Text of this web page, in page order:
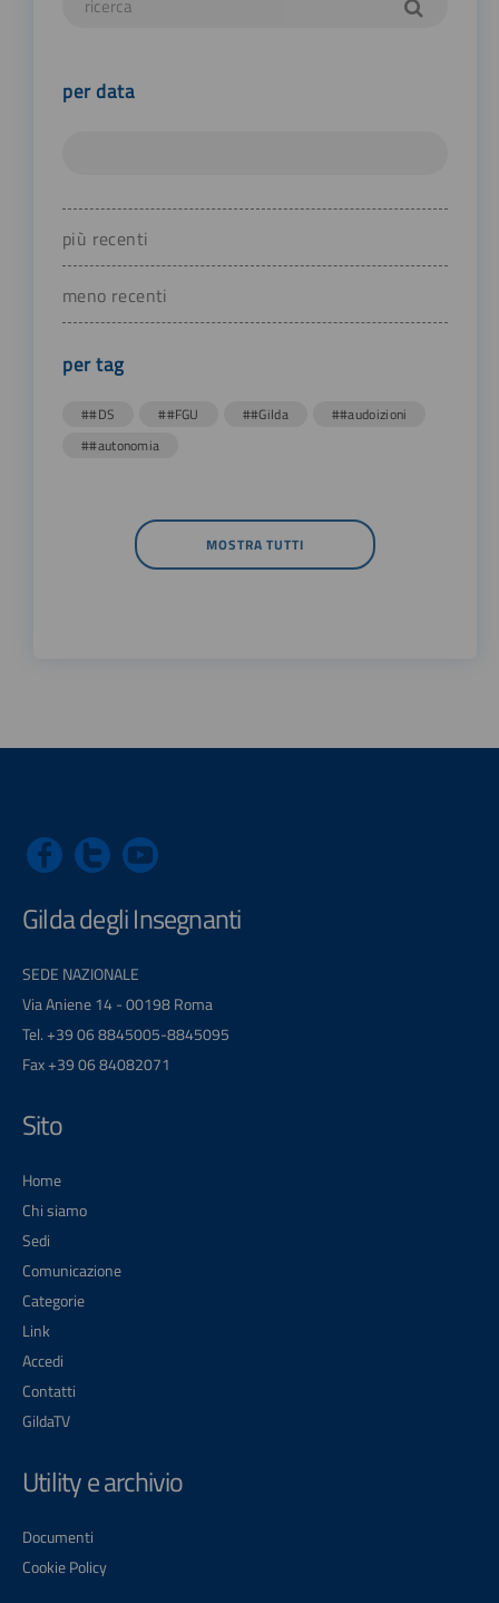
per data
più recenti
meno recenti
per tag
##DS ##FGU ##Gilda
##audoizioni
##autonomia
MOSTRA TUTTI
Gilda degli Insegnanti
SEDE NAZIONALE
Via Aniene 14 - 00198 Roma
Tel. +39 06 8845005-8845095
Fax +39 06 84082071
Sito
Home
Chi siamo
Sedi
Comunicazione
Categorie
Link
Accedi
Contatti
GildaTV
Utility e archivio
Documenti
Cookie Policy